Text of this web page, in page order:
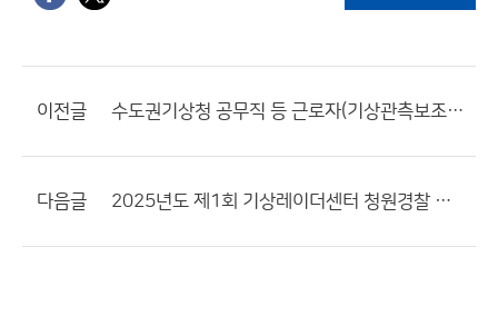
이전글 수도권기상청 공무직 등 근로자(기상관측보조원·방재기상지원관) 채용 최종합격자 공고
다음글 2025년도 제1회 기상레이더센터 청원경찰 공개채용 체력시험 합격자 발표 및 인성검사‧면접전형 일정 공고